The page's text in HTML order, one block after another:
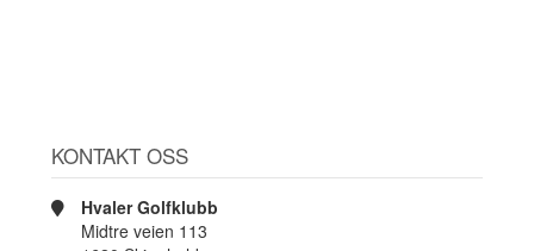
KONTAKT OSS
Hvaler Golfklubb
Midtre veien 113